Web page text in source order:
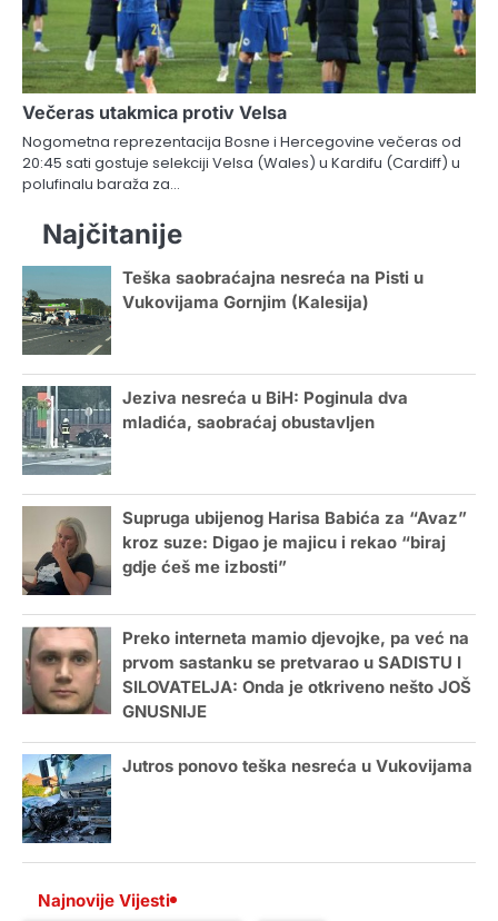
Večeras utakmica protiv Velsa
Nogometna reprezentacija Bosne i Hercegovine večeras od
20:45 sati gostuje selekciji Velsa (Wales) u Kardifu (Cardiff) u
polufinalu baraža za…
Najčitanije
Teška saobraćajna nesreća na Pisti u
Vukovijama Gornjim (Kalesija)
Jeziva nesreća u BiH: Poginula dva
mladića, saobraćaj obustavljen
Supruga ubijenog Harisa Babića za “Avaz”
kroz suze: Digao je majicu i rekao “biraj
gdje ćeš me izbosti”
Preko interneta mamio djevojke, pa već na
prvom sastanku se pretvarao u SADISTU I
SILOVATELJA: Onda je otkriveno nešto JOŠ
GNUSNIJE
Jutros ponovo teška nesreća u Vukovijama
Najnovije Vijesti